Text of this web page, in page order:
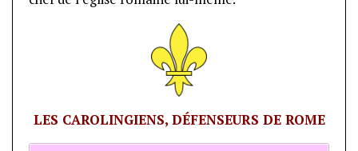
LES CAROLINGIENS, DÉFENSEURS DE ROME